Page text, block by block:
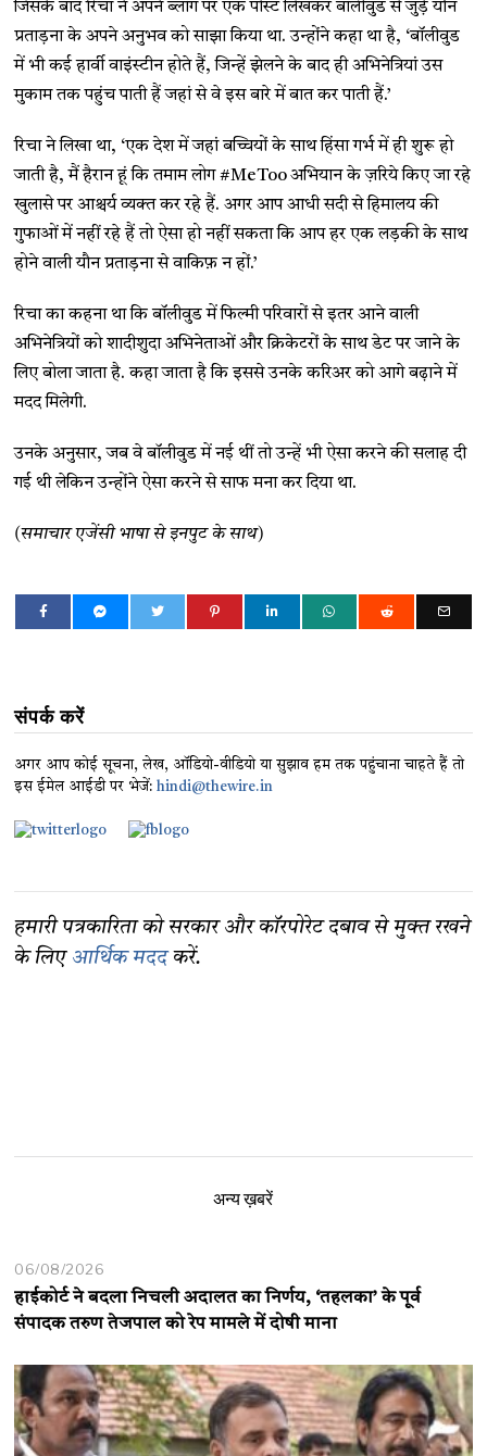
जिसके बाद रिचा ने अपने ब्लॉग पर एक पोस्ट लिखकर बॉलीवुड से जुड़े यौन
प्रताड़ना के अपने अनुभव को साझा किया था. उन्होंने कहा था है, ‘बॉलीवुड
में भी कई हार्वी वाइंस्टीन होते हैं, जिन्हें झेलने के बाद ही अभिनेत्रियां उस
मुकाम तक पहुंच पाती हैं जहां से वे इस बारे में बात कर पाती हैं.’
रिचा ने लिखा था, ‘एक देश में जहां बच्चियों के साथ हिंसा गर्भ में ही शुरू हो
जाती है, मैं हैरान हूं कि तमाम लोग #MeToo अभियान के ज़रिये किए जा रहे
खुलासे पर आश्चर्य व्यक्त कर रहे हैं. अगर आप आधी सदी से हिमालय की
गुफाओं में नहीं रहे हैं तो ऐसा हो नहीं सकता कि आप हर एक लड़की के साथ
होने वाली यौन प्रताड़ना से वाकिफ़ न हों.’
रिचा का कहना था कि बॉलीवुड में फिल्मी परिवारों से इतर आने वाली
अभिनेत्रियों को शादीशुदा अभिनेताओं और क्रिकेटरों के साथ डेट पर जाने के
लिए बोला जाता है. कहा जाता है कि इससे उनके करिअर को आगे बढ़ाने में
मदद मिलेगी.
उनके अनुसार, जब वे बॉलीवुड में नई थीं तो उन्हें भी ऐसा करने की सलाह दी
गई थी लेकिन उन्होंने ऐसा करने से साफ मना कर दिया था.
(समाचार एजेंसी भाषा से इनपुट के साथ)
संपर्क करें
अगर आप कोई सूचना, लेख, ऑडियो-वीडियो या सुझाव हम तक पहुंचाना चाहते हैं तो
इस ईमेल आईडी पर भेजें:hindi@thewire.in
हमारी पत्रकारिता को सरकार और कॉरपोरेट दबाव से मुक्त रखने
के लिए आर्थिक मददकरें.
अन्य ख़बरें
06/08/2026
हाईकोर्ट ने बदला निचली अदालत का निर्णय, ‘तहलका’ के पूर्व
संपादक तरुण तेजपाल को रेप मामले में दोषी माना